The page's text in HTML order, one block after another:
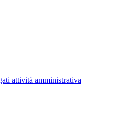
attività amministrativa